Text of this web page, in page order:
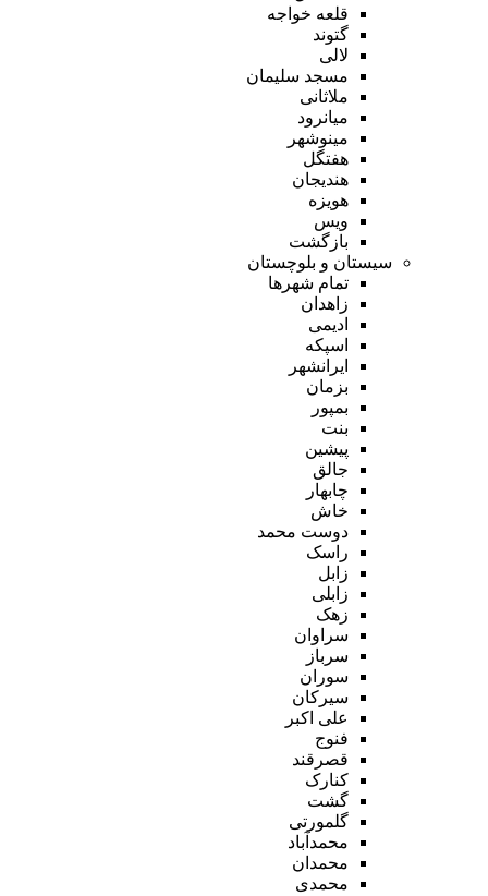
قلعه خواجه
گتوند
لالی
مسجد سلیمان
ملاثانی
میانرود
مینوشهر
هفتگل
هندیجان
هویزه
ویس
بازگشت
سیستان و بلوچستان
تمام شهر‌ها
زاهدان
ادیمی
اسپکه
ایرانشهر
بزمان
بمپور
بنت
پیشین
جالق
چابهار
خاش
دوست محمد
راسک
زابل
زابلی
زهک
سراوان
سرباز
سوران
سیرکان
علی اکبر
فنوج
قصرقند
کنارک
گشت
گلمورتی
محمدآباد
محمدان
محمدی